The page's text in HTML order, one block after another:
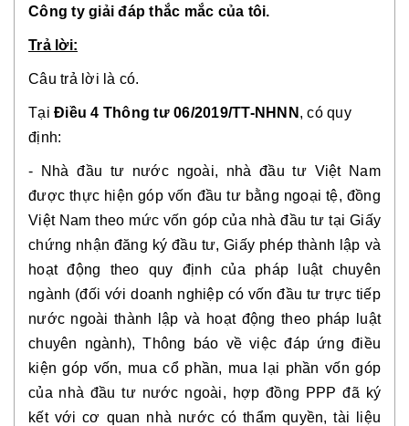
Công ty giải đáp thắc mắc của tôi.
Trả lời:
Câu trả lời là có.
Tại Điều 4 Thông tư 06/2019/TT-NHNN , có quy
định:
- Nhà đầu tư nước ngoài, nhà đầu tư Việt Nam
được thực hiện góp vốn đầu tư bằng ngoại tệ, đồng
Việt Nam theo mức vốn góp của nhà đầu tư tại Giấy
chứng nhận đăng ký đầu tư, Giấy phép thành lập và
hoạt động theo quy định của pháp luật chuyên
ngành (đối với doanh nghiệp có vốn đầu tư trực tiếp
nước ngoài thành lập và hoạt động theo pháp luật
chuyên ngành), Thông báo về việc đáp ứng điều
kiện góp vốn, mua cổ phần, mua lại phần vốn góp
của nhà đầu tư nước ngoài, hợp đồng PPP đã ký
kết với cơ quan nhà nước có thẩm quyền, tài liệu